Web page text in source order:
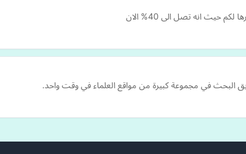
انه تصل الى 40% الان
البحث في مجموعة كبيرة من مواقع العلماء في وقت واحد.